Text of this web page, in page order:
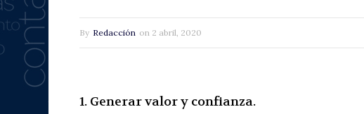
By Redacción on 2 abril, 2020
1. Generar valor y confianza.